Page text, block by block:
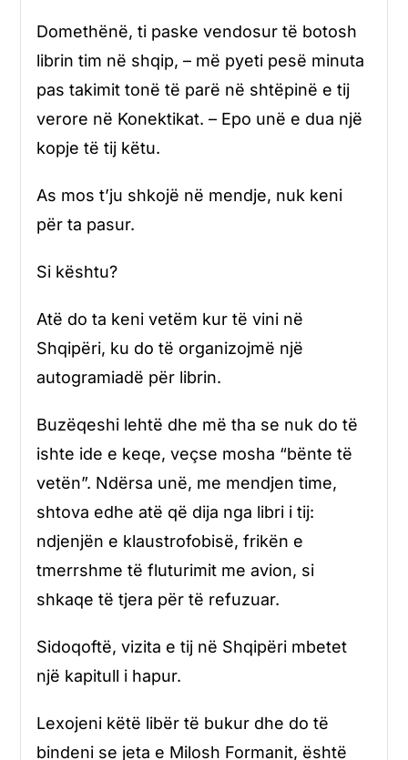
Domethënë, ti paske vendosur të botosh
librin tim në shqip, – më pyeti pesë minuta
pas takimit tonë të parë në shtëpinë e tij
verore në Konektikat. – Epo unë e dua një
kopje të tij këtu.
As mos t’ju shkojë në mendje, nuk keni
për ta pasur.
Si kështu?
Atë do ta keni vetëm kur të vini në
Shqipëri, ku do të organizojmë një
autogramiadë për librin.
Buzëqeshi lehtë dhe më tha se nuk do të
ishte ide e keqe, veçse mosha “bënte të
vetën”. Ndërsa unë, me mendjen time,
shtova edhe atë që dija nga libri i tij:
ndjenjën e klaustrofobisë, frikën e
tmerrshme të fluturimit me avion, si
shkaqe të tjera për të refuzuar.
Sidoqoftë, vizita e tij në Shqipëri mbetet
një kapitull i hapur.
Lexojeni këtë libër të bukur dhe do të
bindeni se jeta e Milosh Formanit, është